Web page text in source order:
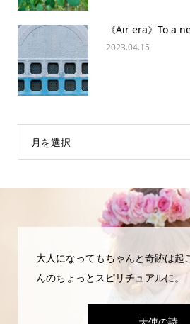
《Air era》To a
2023.04.15
月を選択
大人になってもちゃんと奇跡は起
んのちょっとスピリチュアルに。